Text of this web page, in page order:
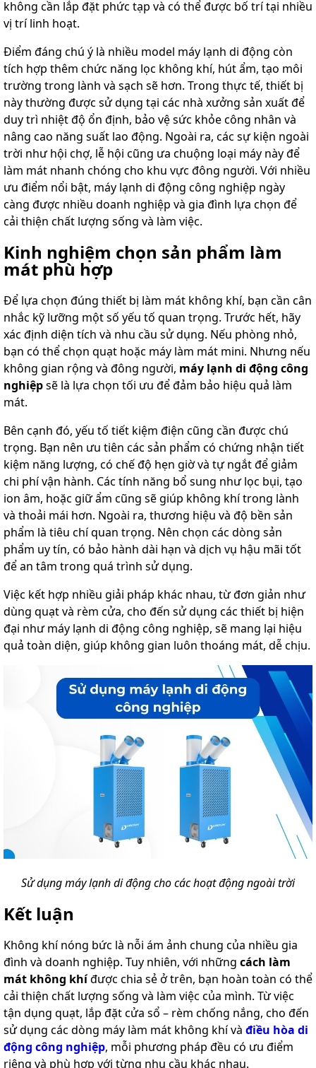
không cần lắp đặt phức tạp và có thể được bố trí tại nhiều
vị trí linh hoạt.
Điểm đáng chú ý là nhiều model máy lạnh di động còn
tích hợp thêm chức năng lọc không khí, hút ẩm, tạo môi
trường trong lành và sạch sẽ hơn. Trong thực tế, thiết bị
này thường được sử dụng tại các nhà xưởng sản xuất để
duy trì nhiệt độ ổn định, bảo vệ sức khỏe công nhân và
nâng cao năng suất lao động. Ngoài ra, các sự kiện ngoài
trời như hội chợ, lễ hội cũng ưa chuộng loại máy này để
làm mát nhanh chóng cho khu vực đông người. Với nhiều
ưu điểm nổi bật, máy lạnh di động công nghiệp ngày
càng được nhiều doanh nghiệp và gia đình lựa chọn để
cải thiện chất lượng sống và làm việc.
Kinh nghiệm chọn sản phẩm làm
mát phù hợp
Để lựa chọn đúng thiết bị làm mát không khí, bạn cần cân
nhắc kỹ lưỡng một số yếu tố quan trọng. Trước hết, hãy
xác định diện tích và nhu cầu sử dụng. Nếu phòng nhỏ,
bạn có thể chọn quạt hoặc máy làm mát mini. Nhưng nếu
không gian rộng và đông người, máy lạnh di động công
nghiệpsẽ là lựa chọn tối ưu để đảm bảo hiệu quả làm
mát.
Bên cạnh đó, yếu tố tiết kiệm điện cũng cần được chú
trọng. Bạn nên ưu tiên các sản phẩm có chứng nhận tiết
kiệm năng lượng, có chế độ hẹn giờ và tự ngắt để giảm
chi phí vận hành. Các tính năng bổ sung như lọc bụi, tạo
ion âm, hoặc giữ ẩm cũng sẽ giúp không khí trong lành
và thoải mái hơn. Ngoài ra, thương hiệu và độ bền sản
phẩm là tiêu chí quan trọng. Nên chọn các dòng sản
phẩm uy tín, có bảo hành dài hạn và dịch vụ hậu mãi tốt
để an tâm trong quá trình sử dụng.
Việc kết hợp nhiều giải pháp khác nhau, từ đơn giản như
dùng quạt và rèm cửa, cho đến sử dụng các thiết bị hiện
đại như máy lạnh di động công nghiệp, sẽ mang lại hiệu
quả toàn diện, giúp không gian luôn thoáng mát, dễ chịu.
Sử dụng máy lạnh di động cho các hoạt động ngoài trời
Kết luận
Không khí nóng bức là nỗi ám ảnh chung của nhiều gia
đình và doanh nghiệp. Tuy nhiên, với những cách làm
mát không khíđược chia sẻ ở trên, bạn hoàn toàn có thể
cải thiện chất lượng sống và làm việc của mình. Từ việc
tận dụng quạt, lắp đặt cửa sổ – rèm chống nắng, cho đến
sử dụng các dòng máy làm mát không khí và điều hòa di
động công nghiệp, mỗi phương pháp đều có ưu điểm
riêng và phù hợp với từng nhu cầu khác nhau.